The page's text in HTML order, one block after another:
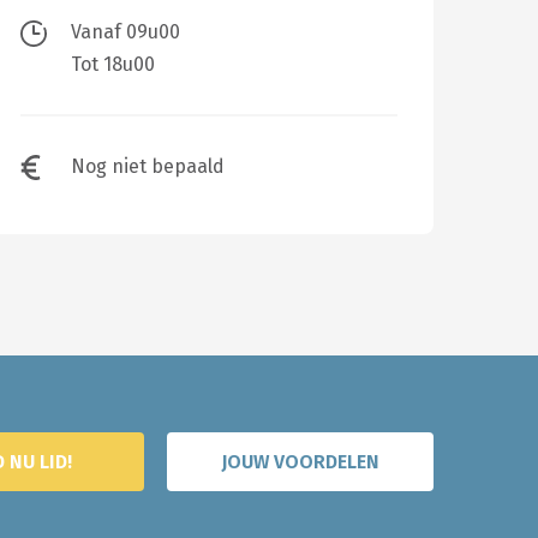
Vanaf 09u00
Tot 18u00
Nog niet bepaald
NU LID! JOUW VOORDELEN